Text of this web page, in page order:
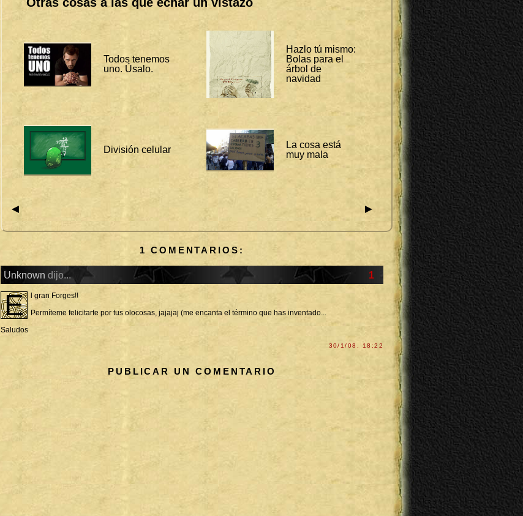
Todos tenemos
uno. Úsalo.
Hazlo tú mismo:
Bolas para el
árbol de
navidad
División celular
La cosa está
muy mala
◄ ►
1 COMENTARIOS:
Unknown dijo... 1
E
l gran Forges!!
Permíteme felicitarte por tus olocosas, jajajaj (me encanta el término que has inventado...
Saludos
30/1/08, 18:22
PUBLICAR UN COMENTARIO